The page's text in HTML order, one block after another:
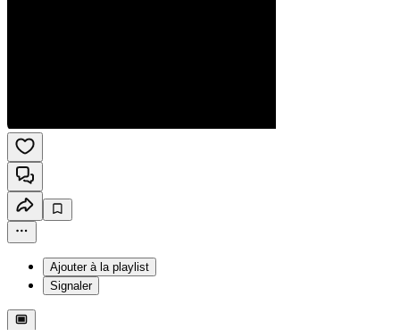
Ajouter à la playlist
Signaler